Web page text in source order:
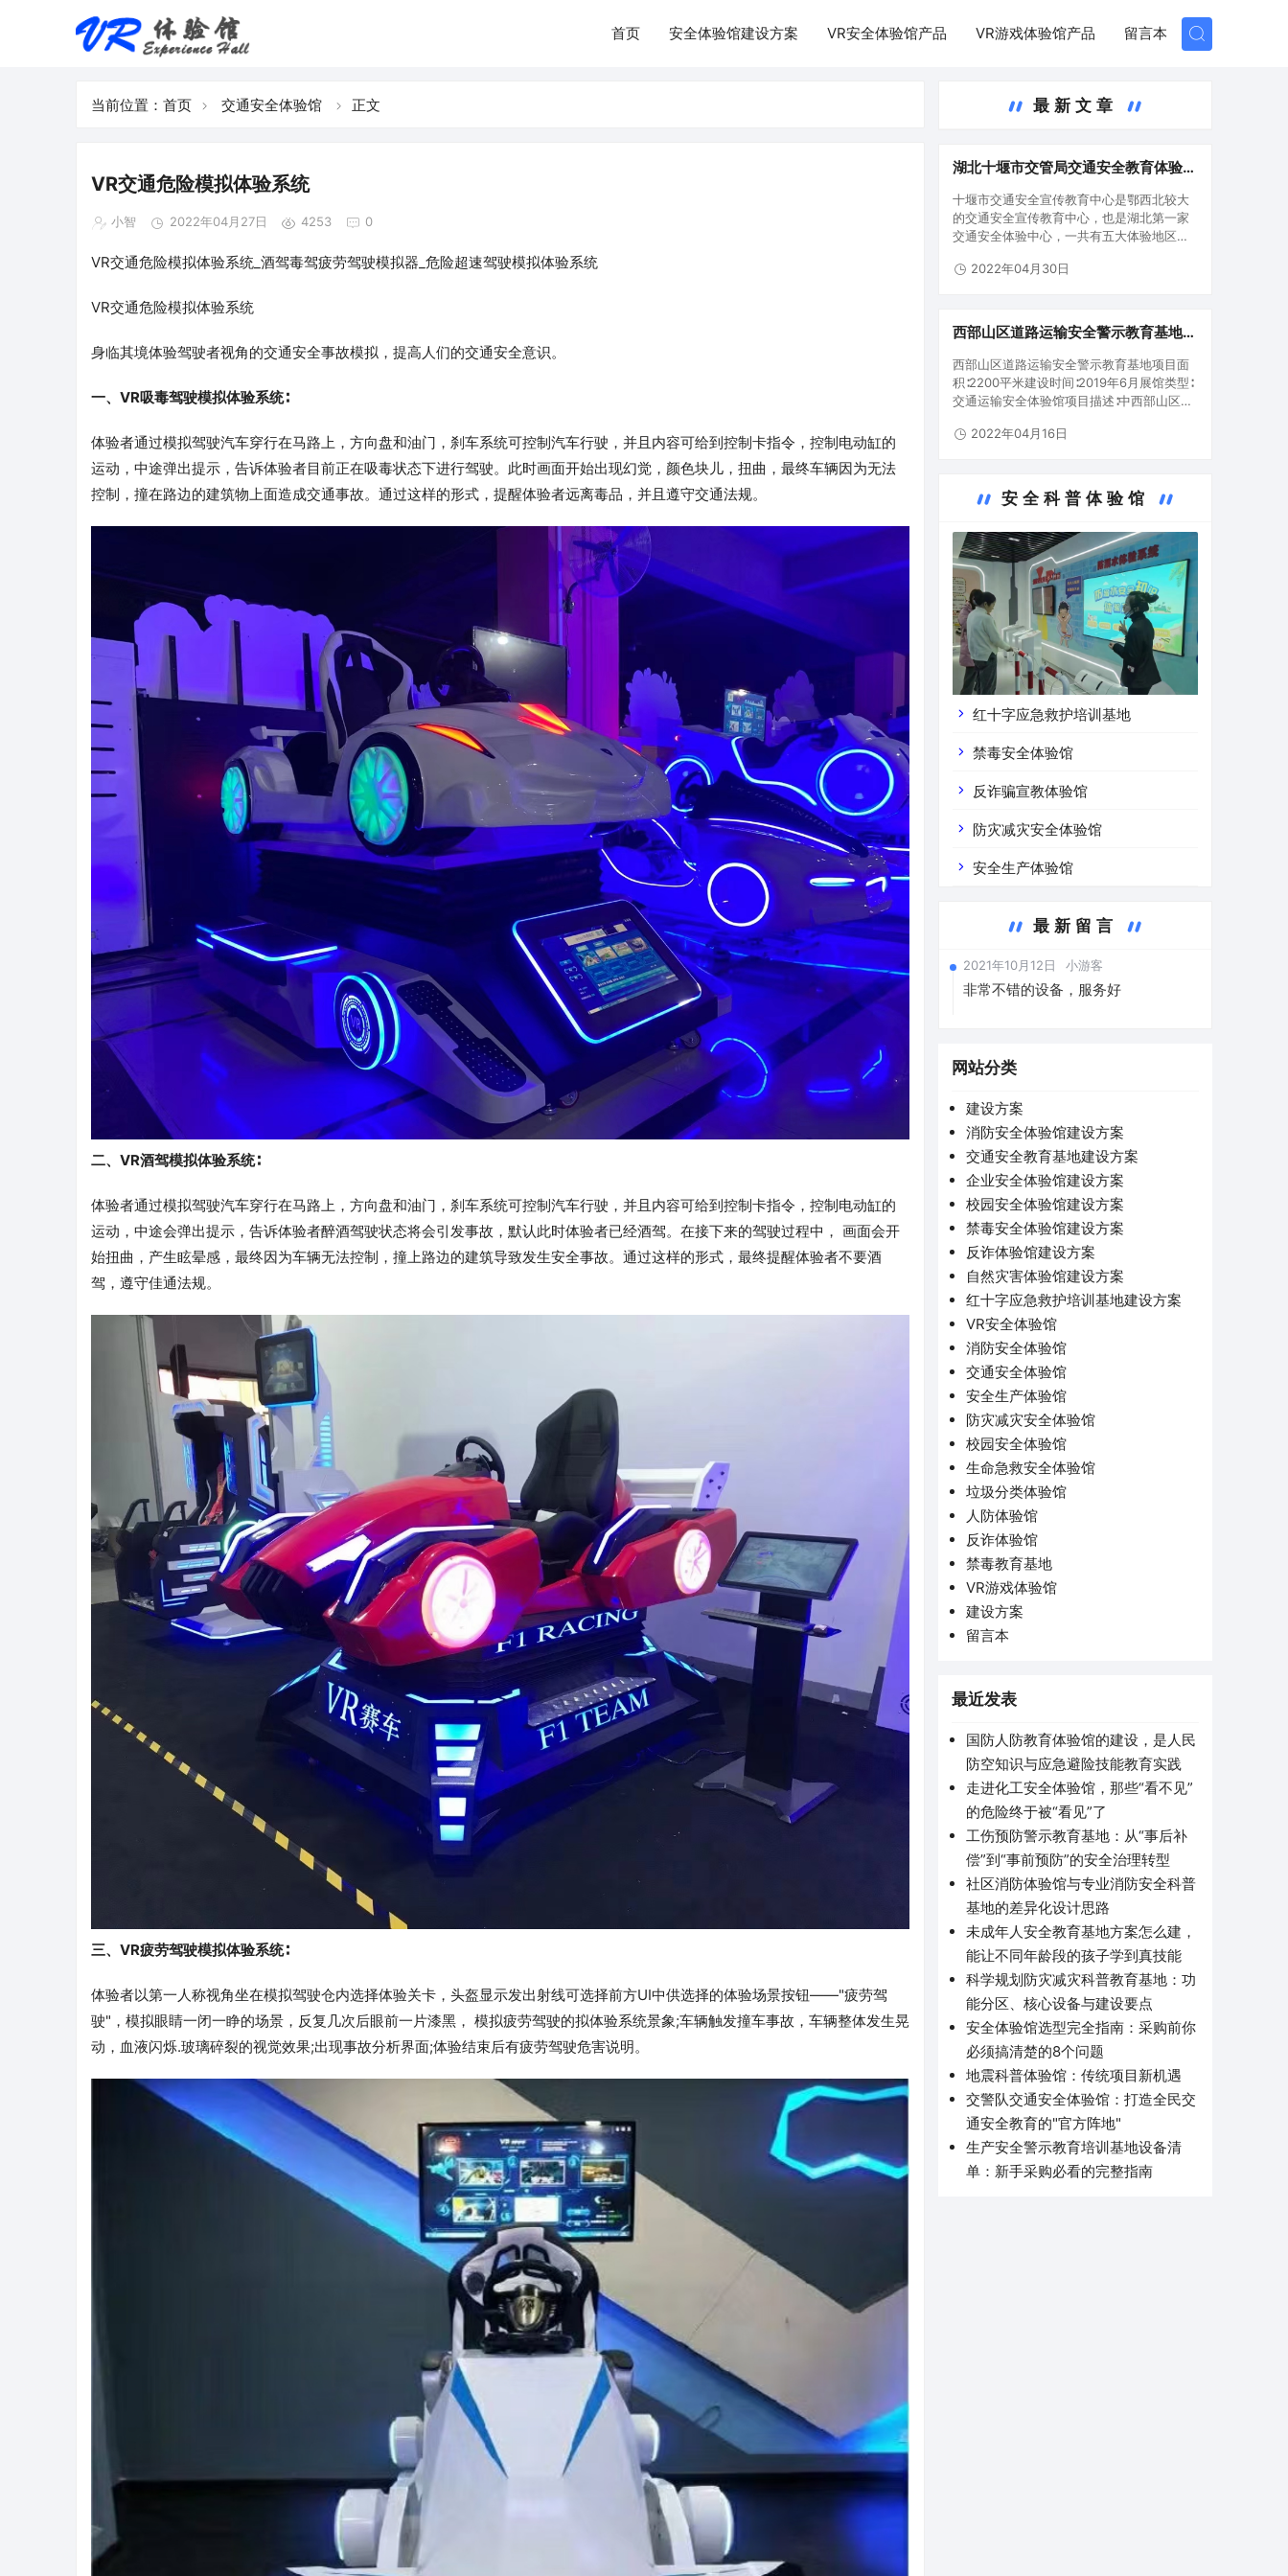
首页 安全体验馆建设方案 VR安全体验馆产品 VR游戏体验馆产品 留言本
当前位置： 首页 交通安全体验馆 正文
VR交通危险模拟体验系统
小智 2022年04月27日 4253 0
VR交通危险模拟体验系统_酒驾毒驾疲劳驾驶模拟器_危险超速驾驶模拟体验系统
VR交通危险模拟体验系统
身临其境体验驾驶者视角的交通安全事故模拟，提高人们的交通安全意识。
一、VR吸毒驾驶模拟体验系统∶
体验者通过模拟驾驶汽车穿行在马路上，方向盘和油门，刹车系统可控制汽车行驶，并且内容可给到控制卡指令，控制电动缸的
运动，中途弹出提示，告诉体验者目前正在吸毒状态下进行驾驶。此时画面开始出现幻觉，颜色块儿，扭曲，最终车辆因为无法
控制，撞在路边的建筑物上面造成交通事故。通过这样的形式，提醒体验者远离毒品，并且遵守交通法规。
二、VR酒驾模拟体验系统∶
体验者通过模拟驾驶汽车穿行在马路上，方向盘和油门，刹车系统可控制汽车行驶，并且内容可给到控制卡指令，控制电动缸的
运动，中途会弹出提示，告诉体验者醉酒驾驶状态将会引发事故，默认此时体验者已经酒驾。在接下来的驾驶过程中， 画面会开
始扭曲，产生眩晕感，最终因为车辆无法控制，撞上路边的建筑导致发生安全事故。通过这样的形式，最终提醒体验者不要酒
驾，遵守佳通法规。
三、VR疲劳驾驶模拟体验系统∶
体验者以第一人称视角坐在模拟驾驶仓内选择体验关卡，头盔显示发出射线可选择前方UI中供选择的体验场景按钮——"疲劳驾
驶"，模拟眼睛一闭一睁的场景，反复几次后眼前一片漆黑， 模拟疲劳驾驶的拟体验系统景象;车辆触发撞车事故，车辆整体发生晃
动，血液闪烁.玻璃碎裂的视觉效果;出现事故分析界面;体验结束后有疲劳驾驶危害说明。
最新文章
湖北十堰市交管局交通安全教育体验基
十堰市交通安全宣传教育中心是鄂西北较大
的交通安全宣传教育中心，也是湖北第一家
交通安全体验中心，一共有五大体验地区。
区：交通安全专业知识学习培训区第三地
2022年04月30日
西部山区道路运输安全警示教育基地,
育培训基地
西部山区道路运输安全警示教育基地项目面
积∶2200平米建设时间∶2019年6月展馆类型∶
交通运输安全体验馆项目描述∶中西部山区地
部、贵州市人民政府共创的西部地区第一个
2022年04月16日
安全科普体验馆
红十字应急救护培训基地
禁毒安全体验馆
反诈骗宣教体验馆
防灾减灾安全体验馆
安全生产体验馆
最新留言
2021年10月12日 小游客
非常不错的设备，服务好
网站分类
建设方案
消防安全体验馆建设方案
交通安全教育基地建设方案
企业安全体验馆建设方案
校园安全体验馆建设方案
禁毒安全体验馆建设方案
反诈体验馆建设方案
自然灾害体验馆建设方案
红十字应急救护培训基地建设方案
VR安全体验馆
消防安全体验馆
交通安全体验馆
安全生产体验馆
防灾减灾安全体验馆
校园安全体验馆
生命急救安全体验馆
垃圾分类体验馆
人防体验馆
反诈体验馆
禁毒教育基地
VR游戏体验馆
建设方案
留言本
最近发表
国防人防教育体验馆的建设，是人民
防空知识与应急避险技能教育实践
走进化工安全体验馆，那些“看不见”
的危险终于被“看见”了
工伤预防警示教育基地：从“事后补
偿”到“事前预防”的安全治理转型
社区消防体验馆与专业消防安全科普
基地的差异化设计思路
未成年人安全教育基地方案怎么建，
能让不同年龄段的孩子学到真技能
科学规划防灾减灾科普教育基地：功
能分区、核心设备与建设要点
安全体验馆选型完全指南：采购前你
必须搞清楚的8个问题
地震科普体验馆：传统项目新机遇
交警队交通安全体验馆：打造全民交
通安全教育的"官方阵地"
生产安全警示教育培训基地设备清
单：新手采购必看的完整指南